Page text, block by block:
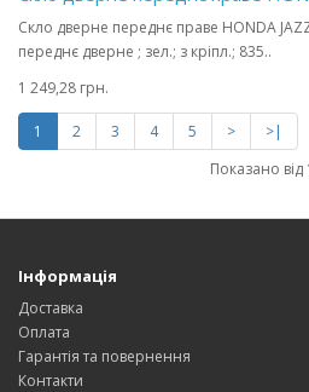
Скло дверне переднє праве HONDA
переднє дверне ; зел.; з кріпл.; 835..
1 249,28 грн.
1 2 3 4 5 >
>|
Показано від
Інформація
Доставка
Оплата
Гарантія та повернення
Контакти